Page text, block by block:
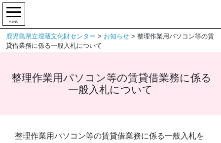
MENU
鹿児島県立埋蔵文化財センター > お知らせ > 整理作業用パソコン等の賃
貸借業務に係る一般入札について
整理作業用パソコン等の賃貸借業務に係る
一般入札について
整理作業用パソコン等の賃貸借業務に係る一般入札を